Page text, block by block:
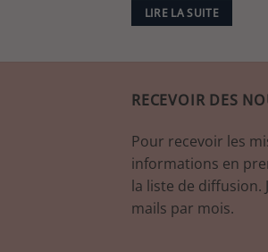
LIRE LA SUITE
RECEVOIR DES
Pour recevoir les
informations en
la liste de diffusion.
mails par mois.